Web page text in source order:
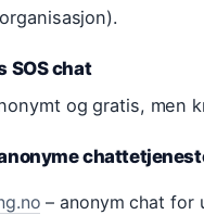
SOS chat
og gratis, men
– anonym chat for